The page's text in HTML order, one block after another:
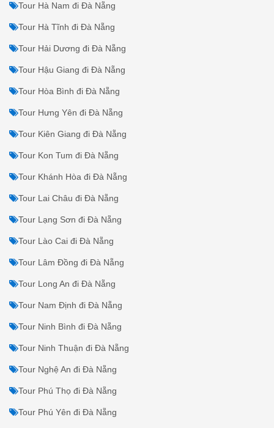
Tour Hà Nam đi Đà Nẵng
Tour Hà Tĩnh đi Đà Nẵng
Tour Hải Dương đi Đà Nẵng
Tour Hậu Giang đi Đà Nẵng
Tour Hòa Bình đi Đà Nẵng
Tour Hưng Yên đi Đà Nẵng
Tour Kiên Giang đi Đà Nẵng
Tour Kon Tum đi Đà Nẵng
Tour Khánh Hòa đi Đà Nẵng
Tour Lai Châu đi Đà Nẵng
Tour Lạng Sơn đi Đà Nẵng
Tour Lào Cai đi Đà Nẵng
Tour Lâm Đồng đi Đà Nẵng
Tour Long An đi Đà Nẵng
Tour Nam Định đi Đà Nẵng
Tour Ninh Bình đi Đà Nẵng
Tour Ninh Thuận đi Đà Nẵng
Tour Nghệ An đi Đà Nẵng
Tour Phú Thọ đi Đà Nẵng
Tour Phú Yên đi Đà Nẵng